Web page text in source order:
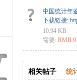
中国统计年
下载链接:
10.94 KB
需要: RMB
相关帖子 统